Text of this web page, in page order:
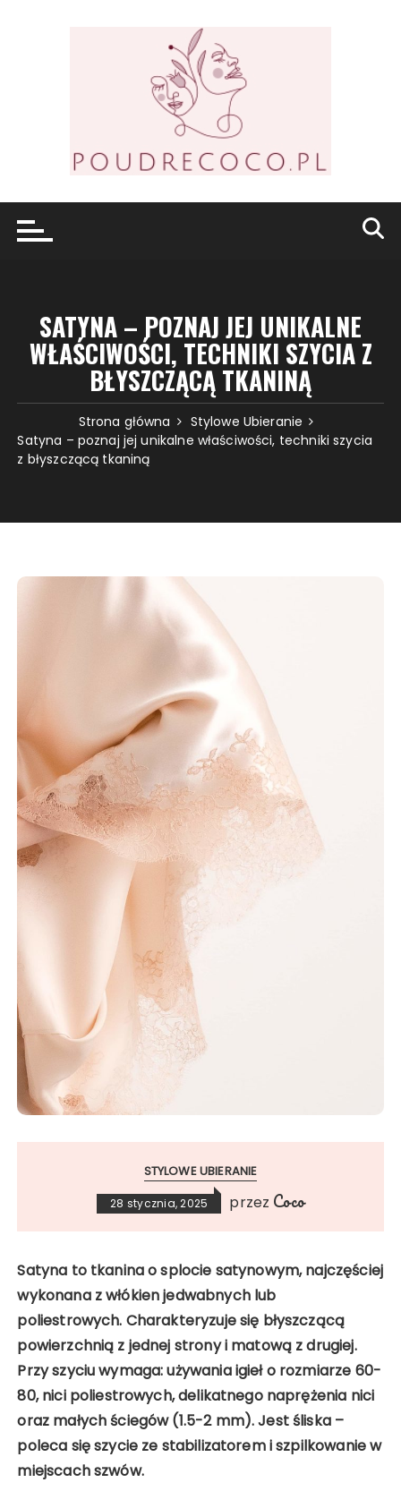
SATYNA – POZNAJ JEJ UNIKALNE
WŁAŚCIWOŚCI, TECHNIKI SZYCIA Z
BŁYSZCZĄCĄ TKANINĄ
Strona główna
Stylowe Ubieranie
Satyna – poznaj jej unikalne właściwości, techniki szycia
z błyszczącą tkaniną
STYLOWE UBIERANIE
28 stycznia, 2025 przez Coco
Satyna to tkanina o splocie satynowym, najczęściej
wykonana z włókien jedwabnych lub
poliestrowych. Charakteryzuje się błyszczącą
powierzchnią z jednej strony i matową z drugiej.
Przy szyciu wymaga: używania igieł o rozmiarze 60-
80, nici poliestrowych, delikatnego naprężenia nici
oraz małych ściegów (1.5-2 mm). Jest śliska –
poleca się szycie ze stabilizatorem i szpilkowanie w
miejscach szwów.